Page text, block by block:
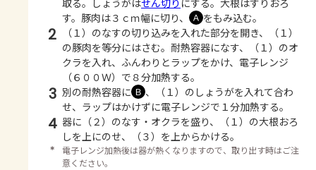
取る。しょうがはせん切り にする。大根はすりおろ
す。豚肉は３ｃｍ幅に切り、
Ａ をもみ込む。
2
（１）のなすの切り込みを入れた部分を開き、（１）
の豚肉を等分にはさむ。耐熱容器になす、（１）のオ
クラを入れ、ふんわりとラップをかけ、電子レンジ
（６００Ｗ）で８分加熱する。
3 別の耐熱容器に Ｂ 、（１）のしょうがを入れて合わ
せ、ラップはかけずに電子レンジで１分加熱する。
4 器に（２）のなす・オクラを盛り、（１）の大根おろ
しを上にのせ、（３）を上からかける。
＊
電子レンジ加熱後は器が熱くなりますので、取り出す時はご注
意ください。